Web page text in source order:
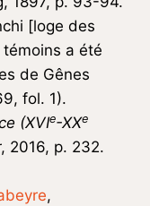
[loge des
a été
de Gênes
fol. 1).
(XVIe-XXe
2016, p. 232.
,